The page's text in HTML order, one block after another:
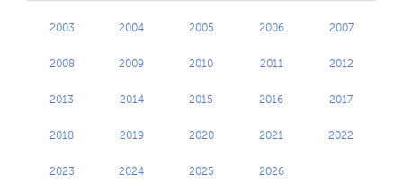
2003 2004 2005 2006 2007
2008 2009 2010 2011 2012
2013 2014 2015 2016 2017
2018 2019 2020 2021 2022
2023 2024 2025 2026